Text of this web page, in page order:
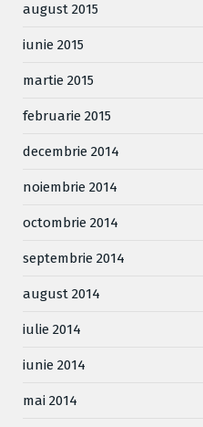
august 2015
iunie 2015
martie 2015
februarie 2015
decembrie 2014
noiembrie 2014
octombrie 2014
septembrie 2014
august 2014
iulie 2014
iunie 2014
mai 2014